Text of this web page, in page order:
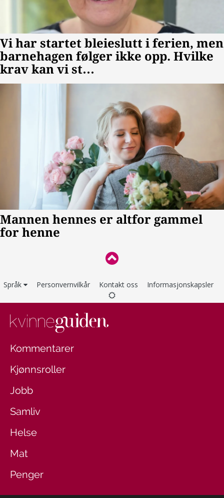
Språk Personvernvilkår Kontakt oss Informasjonskapsler
Kommentarer
Kjønnsroller
Jobb
Samliv
Helse
Mat
Penger